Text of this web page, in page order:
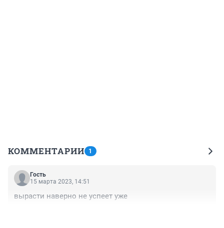
КОММЕНТАРИИ 1
Гость
15 марта 2023, 14:51
вырасти наверно не успеет уже